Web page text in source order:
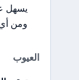
يسهل
ومن
العيوب